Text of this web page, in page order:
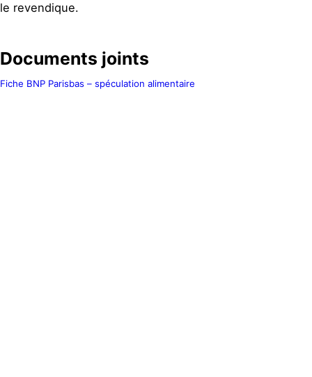
le revendique.
Documents joints
Fiche BNP Parisbas – spéculation alimentaire